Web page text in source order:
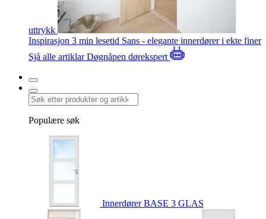
uttrykk
Inspirasjon 3 min lesetid Sans - elegante innerdører i ekte finer
Sjå alle artiklarDøgnåpen dørekspert
Populære søk
InnerdørerBASE 3 GLAS